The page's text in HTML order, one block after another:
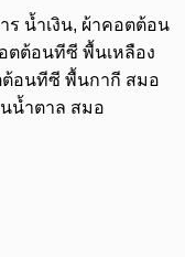
น้ำเงิน, ผ้าคอตต้อน
ตต้อนทีซี พื้นเหลือง
ต้อนทีซี พื้นกากี สมอ
น้ำตาล สมอ